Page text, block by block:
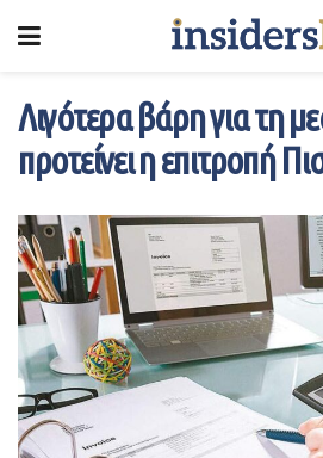
Λιγότερα βάρη για τη
προτείνει η επιτροπή